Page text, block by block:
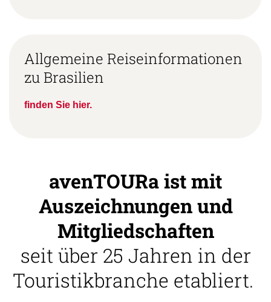
Allgemeine Reiseinformationen
zu Brasilien
finden Sie hier.
avenTOURa ist mit
Auszeichnungen und
Mitgliedschaften
seit über 25 Jahren in der
Touristikbranche etabliert.